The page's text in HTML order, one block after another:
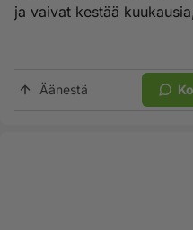
ja vaivat kestää
Äänestä